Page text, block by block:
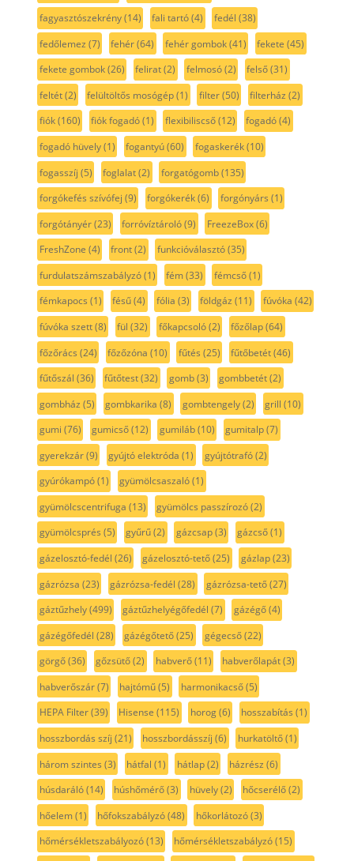
fagyasztószekrény(14) fali tartó(4) fedél (38)
fedőlemez (7) fehér(64) fehér gombok(41) fekete (45)
fekete gombok(26) felirat(2) felmosó(2) felső(31)
feltét(2) felültöltős mosógép(1) filter(50) filterház (2)
fiók(160) fiók fogadó(1) flexibiliscső(12) fogadó(4)
fogadó hüvely(1) fogantyú(60) fogaskerék(10)
fogasszíj (5) foglalat(2) forgatógomb(135)
forgókefés szívófej (9) forgókerék(6) forgónyárs (1)
forgótányér(23) forróvíztároló(9) FreezeBox(6)
FreshZone (4) front(2) funkcióválasztó(35)
furdulatszámszabályzó(1) fém(33) fémcső(1)
fémkapocs (1) fésű(4) fólia (3) földgáz (11) fúvóka (42)
fúvóka szett(8) fül (32) főkapcsoló(2) főzőlap(64)
főzőrács (24) főzőzóna (10) fűtés (25) fűtőbetét(46)
fűtőszál (36) fűtőtest(32) gomb(3) gombbetét(2)
gombház (5) gombkarika (8) gombtengely(2) grill (10)
gumi (76) gumicső(12) gumiláb(10) gumitalp(7)
gyerekzár(9) gyújtó elektróda (1) gyújtótrafó(2)
gyúrókampó(1) gyümölcsaszaló(1)
gyümölcscentrifuga (13) gyümölcs passzírozó(2)
gyümölcsprés (5) gyűrű(2) gázcsap(3) gázcső(1)
gázelosztó-fedél (26) gázelosztó-tető(25) gázlap(23)
gázrózsa (23) gázrózsa-fedél (28) gázrózsa-tető(27)
gáztűzhely(499) gáztűzhelyégőfedél (7) gázégő(4)
gázégőfedél (28) gázégőtető(25) gégecső(22)
görgő(36) gőzsütő(2) habverő(11) habverőlapát(3)
habverőszár(7) hajtómű(5) harmonikacső(5)
HEPA Filter(39) Hisense (115) horog(6) hosszabítás (1)
hosszbordás szíj (21) hosszbordásszíj (6) hurkatöltő(1)
három szintes (3) hátfal (1) hátlap(2) házrész (6)
húsdaráló(14) húshőmérő(3) hüvely(2) hőcserélő(2)
hőelem(1) hőfokszabályzó(48) hőkorlátozó(3)
hőmérsékletszabályozó(13) hőmérsékletszabályzó(15)